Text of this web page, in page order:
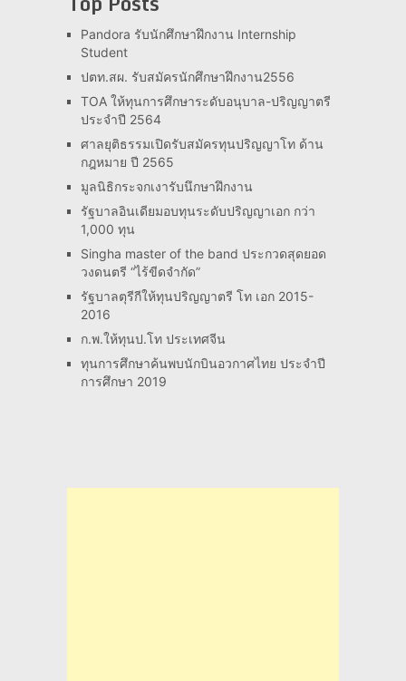
Pandora รับนักศึกษาฝึกงาน Internship
Student
ปตท.สผ. รับสมัครนักศึกษาฝึกงาน2556
TOA ให้ทุนการศึกษาระดับอนุบาล-ปริญญาตรี
ประจำปี 2564
ศาลยุติธรรมเปิดรับสมัครทุนปริญญาโท ด้าน
กฎหมาย ปี 2565
มูลนิธิกระจกเงารับนึกษาฝึกงาน
รัฐบาลอินเดียมอบทุนระดับปริญญาเอก กว่า
1,000 ทุน
Singha master of the band ประกวดสุดยอด
วงดนตรี “ไร้ขีดจำกัด”
รัฐบาลตุรีกีให้ทุนปริญญาตรี โท เอก 2015-
2016
ก.พ.ให้ทุนป.โท ประเทศจีน
ทุนการศึกษาค้นพบนักบินอวกาศไทย ประจำปี
การศึกษา 2019